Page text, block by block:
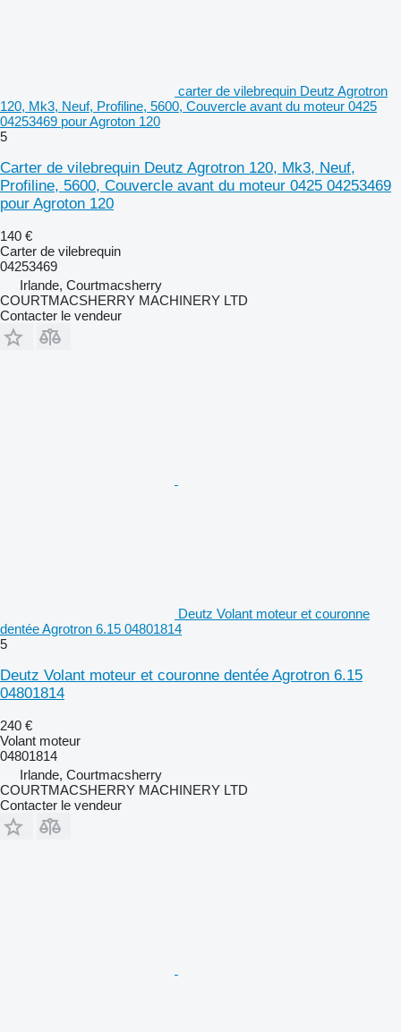
carter de vilebrequin Deutz Agrotron
120, Mk3, Neuf, Profiline, 5600, Couvercle avant du moteur 0425
04253469 pour Agroton 120
5
Carter de vilebrequin Deutz Agrotron 120, Mk3, Neuf,
Profiline, 5600, Couvercle avant du moteur 0425 04253469
pour Agroton 120
140 €
Carter de vilebrequin
04253469
Irlande, Courtmacsherry
COURTMACSHERRY MACHINERY LTD
Contacter le vendeur
Deutz Volant moteur et couronne
dentée Agrotron 6.15 04801814
5
Deutz Volant moteur et couronne dentée Agrotron 6.15
04801814
240 €
Volant moteur
04801814
Irlande, Courtmacsherry
COURTMACSHERRY MACHINERY LTD
Contacter le vendeur